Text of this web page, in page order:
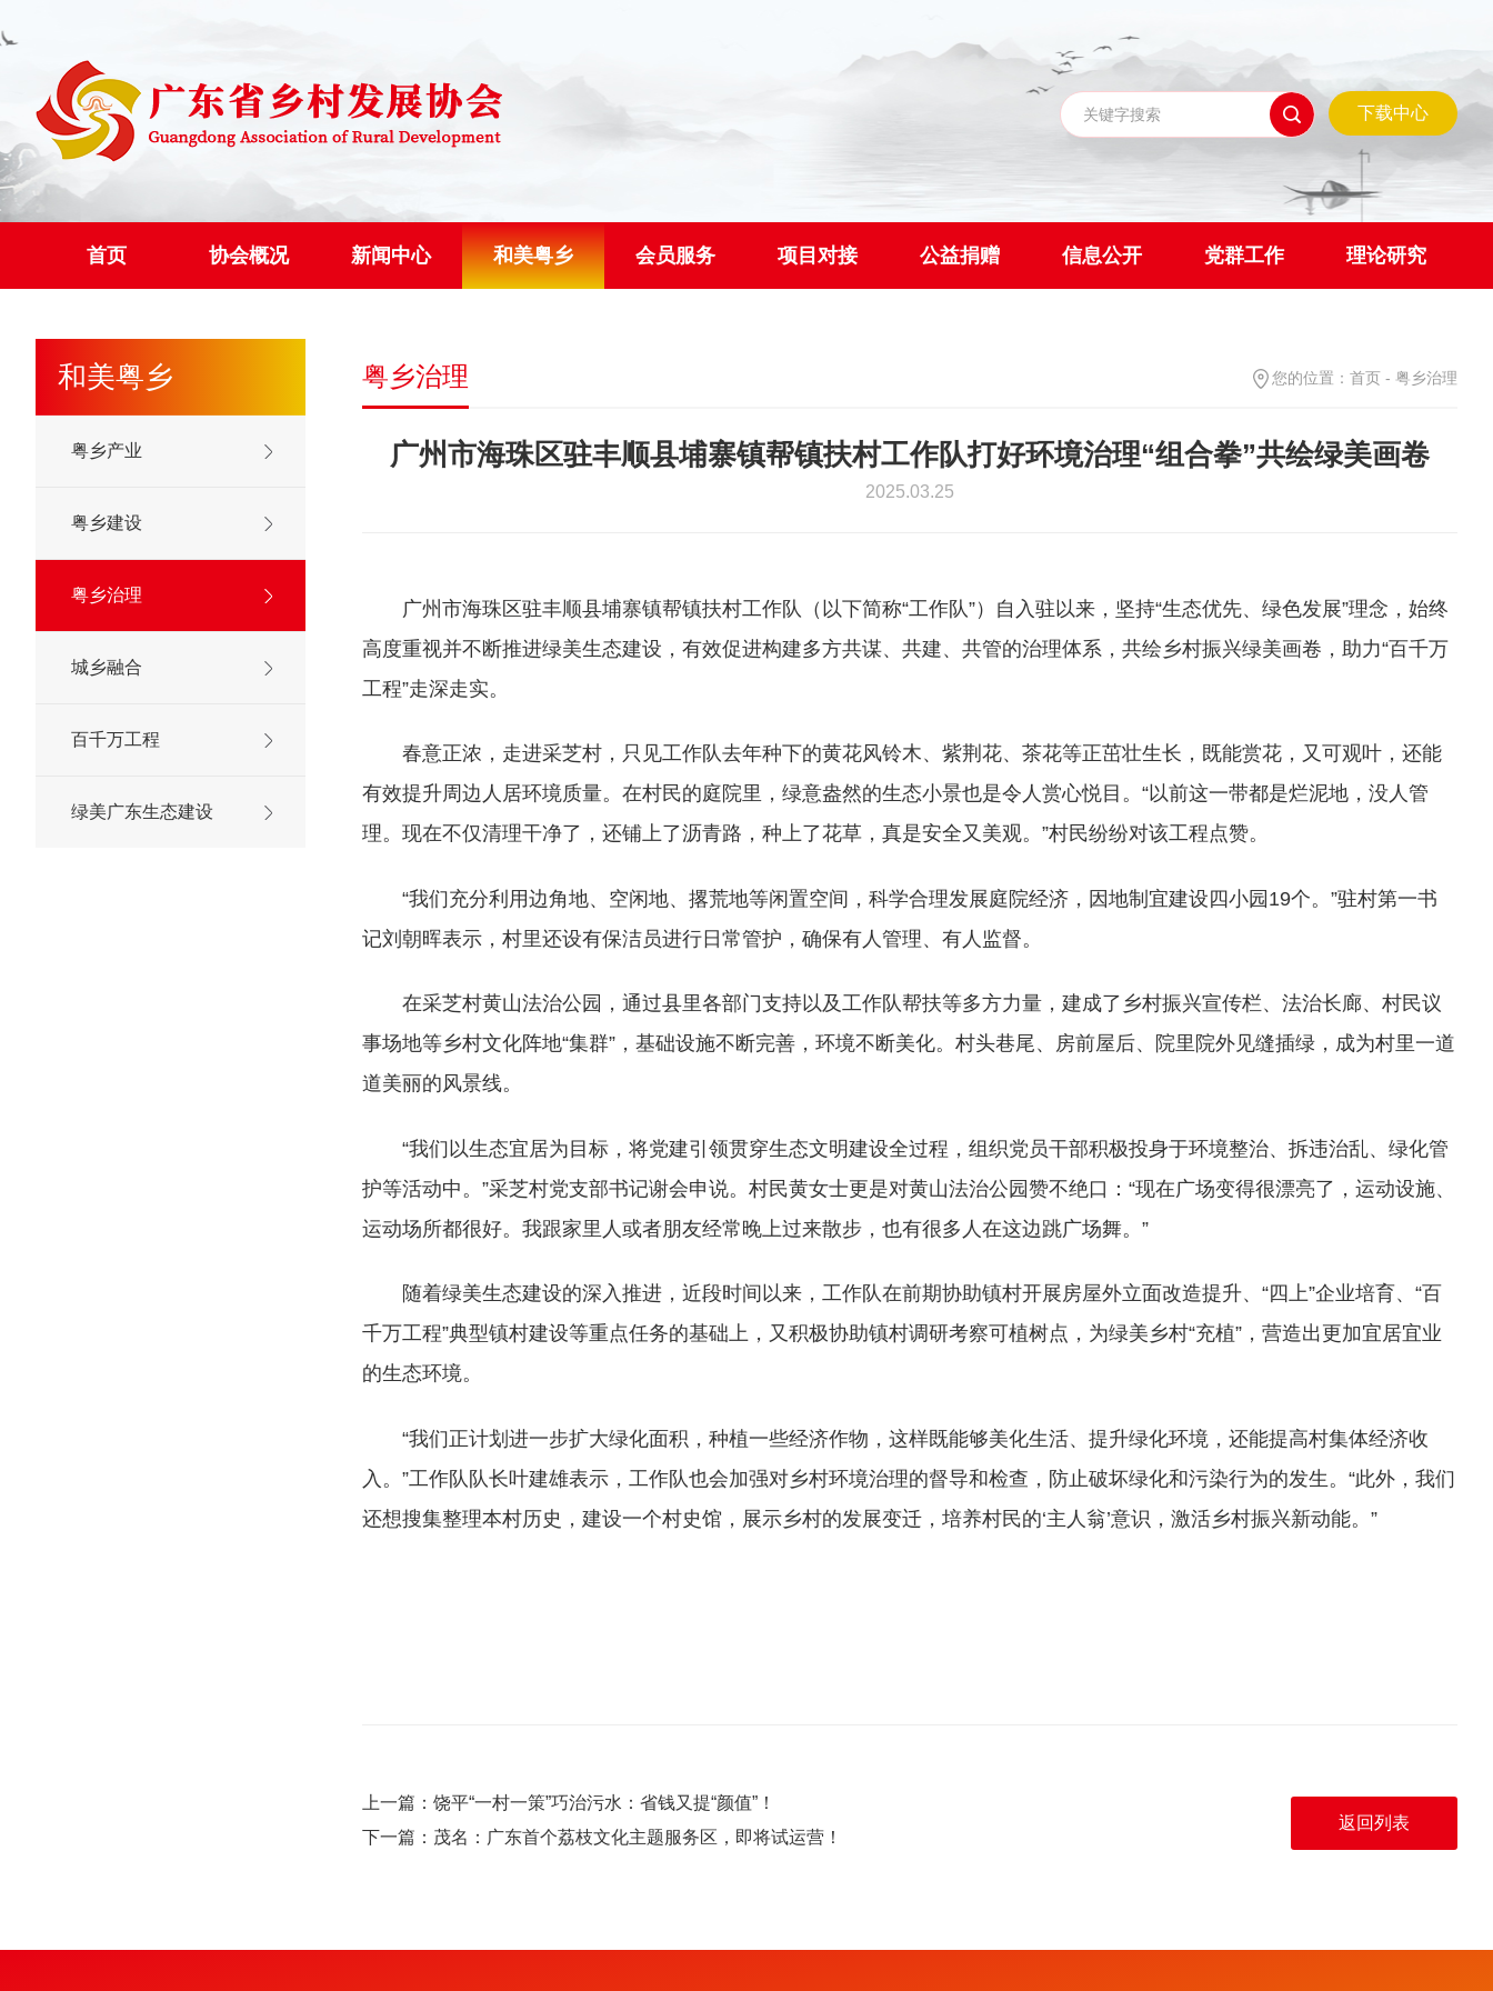
下载中心
首页 协会概况 新闻中心 和美粤乡 会员服务 项目对接 公益捐赠 信息公开 党群工作 理论研究
和美粤乡
粤乡产业
粤乡建设
粤乡治理
城乡融合
百千万工程
绿美广东生态建设
粤乡治理 您的位置： 首页 - 粤乡治理
广州市海珠区驻丰顺县埔寨镇帮镇扶村工作队打好环境治理“组合拳”共绘绿美画卷
2025.03.25
广州市海珠区驻丰顺县埔寨镇帮镇扶村工作队（以下简称“工作队”）自入驻以来，坚持“生态优先、绿色发展”理念，始终
高度重视并不断推进绿美生态建设，有效促进构建多方共谋、共建、共管的治理体系，共绘乡村振兴绿美画卷，助力“百千万
工程”走深走实。
春意正浓，走进采芝村，只见工作队去年种下的黄花风铃木、紫荆花、茶花等正茁壮生长，既能赏花，又可观叶，还能
有效提升周边人居环境质量。在村民的庭院里，绿意盎然的生态小景也是令人赏心悦目。“以前这一带都是烂泥地，没人管
理。现在不仅清理干净了，还铺上了沥青路，种上了花草，真是安全又美观。”村民纷纷对该工程点赞。
“我们充分利用边角地、空闲地、撂荒地等闲置空间，科学合理发展庭院经济，因地制宜建设四小园19个。”驻村第一书
记刘朝晖表示，村里还设有保洁员进行日常管护，确保有人管理、有人监督。
在采芝村黄山法治公园，通过县里各部门支持以及工作队帮扶等多方力量，建成了乡村振兴宣传栏、法治长廊、村民议
事场地等乡村文化阵地“集群”，基础设施不断完善，环境不断美化。村头巷尾、房前屋后、院里院外见缝插绿，成为村里一道
道美丽的风景线。
“我们以生态宜居为目标，将党建引领贯穿生态文明建设全过程，组织党员干部积极投身于环境整治、拆违治乱、绿化管
护等活动中。”采芝村党支部书记谢会申说。村民黄女士更是对黄山法治公园赞不绝口：“现在广场变得很漂亮了，运动设施、
运动场所都很好。我跟家里人或者朋友经常晚上过来散步，也有很多人在这边跳广场舞。”
随着绿美生态建设的深入推进，近段时间以来，工作队在前期协助镇村开展房屋外立面改造提升、“四上”企业培育、“百
千万工程”典型镇村建设等重点任务的基础上，又积极协助镇村调研考察可植树点，为绿美乡村“充植”，营造出更加宜居宜业
的生态环境。
“我们正计划进一步扩大绿化面积，种植一些经济作物，这样既能够美化生活、提升绿化环境，还能提高村集体经济收
入。”工作队队长叶建雄表示，工作队也会加强对乡村环境治理的督导和检查，防止破坏绿化和污染行为的发生。“此外，我们
还想搜集整理本村历史，建设一个村史馆，展示乡村的发展变迁，培养村民的‘主人翁’意识，激活乡村振兴新动能。”
返回列表
上一篇：饶平“一村一策”巧治污水：省钱又提“颜值”！
下一篇：茂名：广东首个荔枝文化主题服务区，即将试运营！